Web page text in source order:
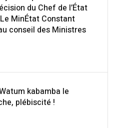
du Chef de l’État
MinÉtat Constant
conseil des Ministres
kabamba le
plébiscité !